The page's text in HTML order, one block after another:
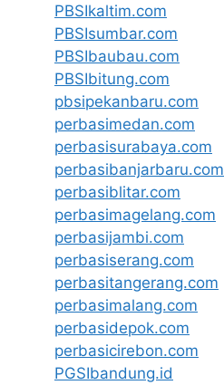
PBSIkaltim.com
PBSIsumbar.com
PBSIbaubau.com
PBSIbitung.com
pbsipekanbaru.com
perbasimedan.com
perbasisurabaya.com
perbasibanjarbaru.com
perbasiblitar.com
perbasimagelang.com
perbasijambi.com
perbasiserang.com
perbasitangerang.com
perbasimalang.com
perbasidepok.com
perbasicirebon.com
PGSIbandung.id